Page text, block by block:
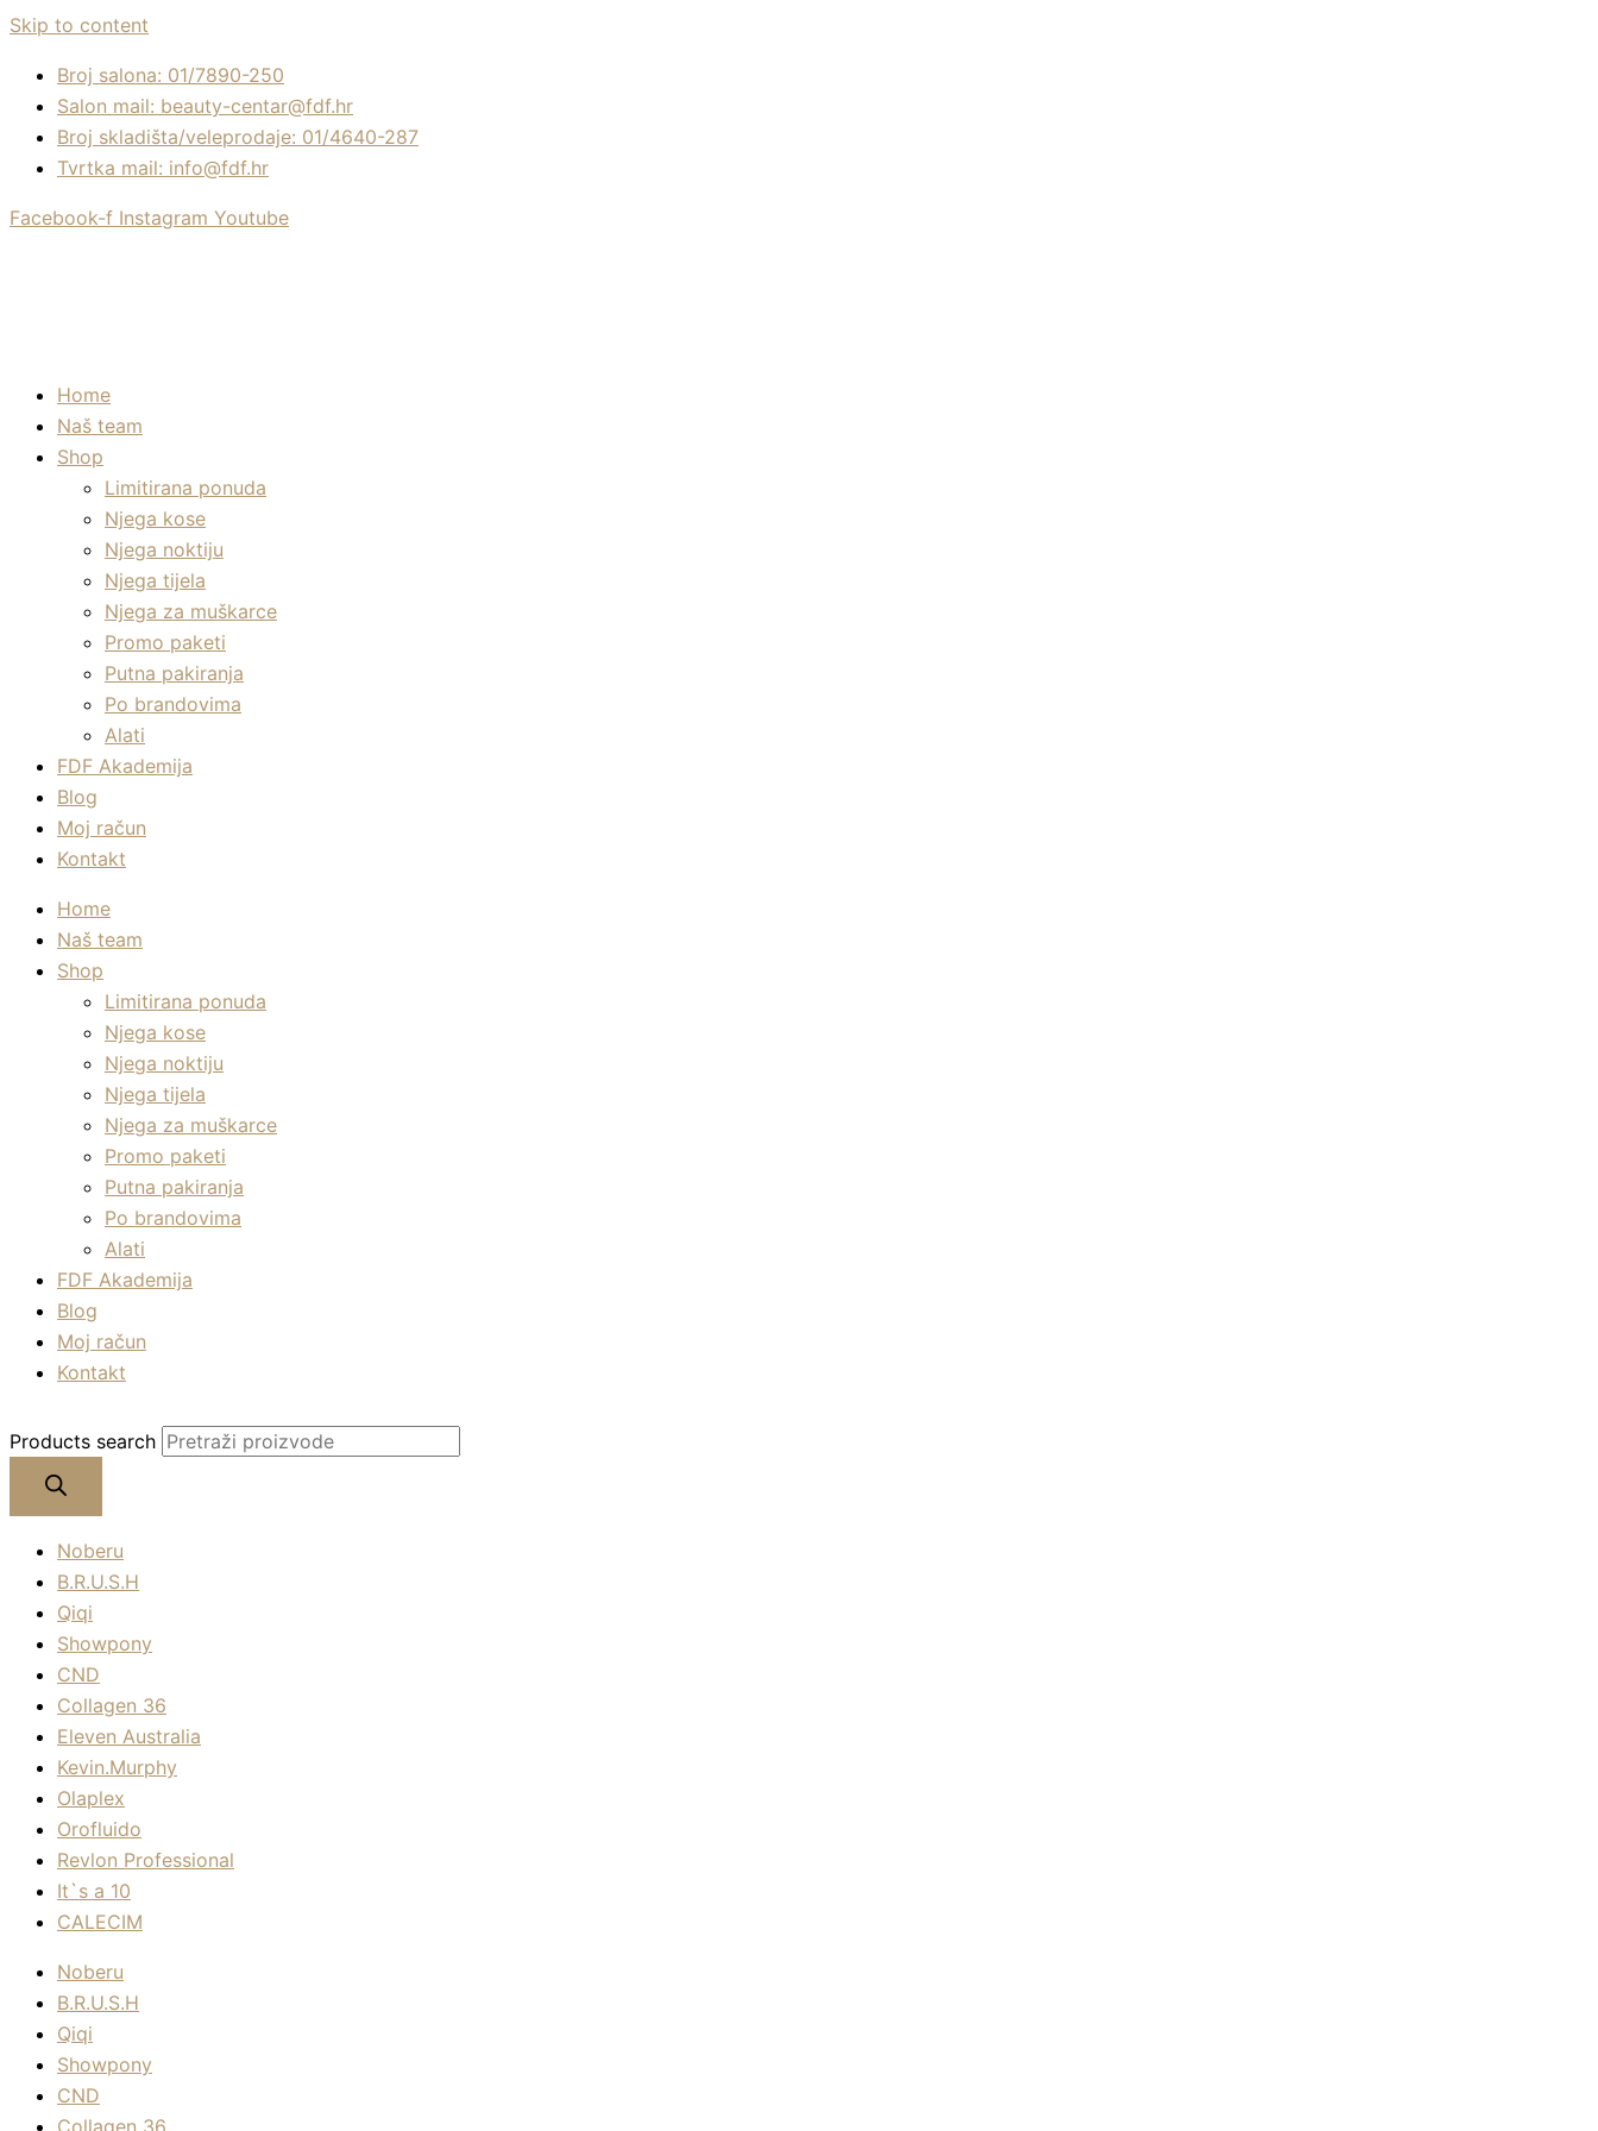
Skip to content
Broj salona: 01/7890-250
Salon mail: beauty-centar@fdf.hr
Broj skladišta/veleprodaje: 01/4640-287
Tvrtka mail: info@fdf.hr
Facebook-f Instagram Youtube
Home
Naš team
Shop
Limitirana ponuda
Njega kose
Njega noktiju
Njega tijela
Njega za muškarce
Promo paketi
Putna pakiranja
Po brandovima
Alati
FDF Akademija
Blog
Moj račun
Kontakt
Home
Naš team
Shop
Limitirana ponuda
Njega kose
Njega noktiju
Njega tijela
Njega za muškarce
Promo paketi
Putna pakiranja
Po brandovima
Alati
FDF Akademija
Blog
Moj račun
Kontakt
Products search
Noberu
B.R.U.S.H
Qiqi
Showpony
CND
Collagen 36
Eleven Australia
Kevin.Murphy
Olaplex
Orofluido
Revlon Professional
It`s a 10
CALECIM
Noberu
B.R.U.S.H
Qiqi
Showpony
CND
Collagen 36